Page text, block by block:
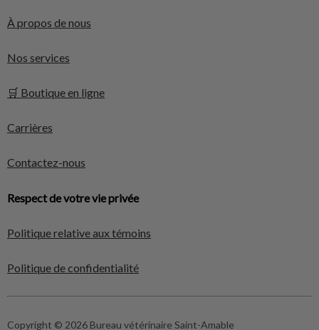
À propos de nous
Nos services
🛒 Boutique en ligne
Carrières
Contactez-nous
Respect de votre vie privée
Politique relative aux témoins
Politique de confidentialité
Copyright © 2026 Bureau vétérinaire Saint-Amable